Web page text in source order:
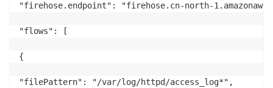
"firehose.endpoint": "firehose.cn-north-
"flows": [
{
"filePattern": "/var/log/httpd/access_log*",